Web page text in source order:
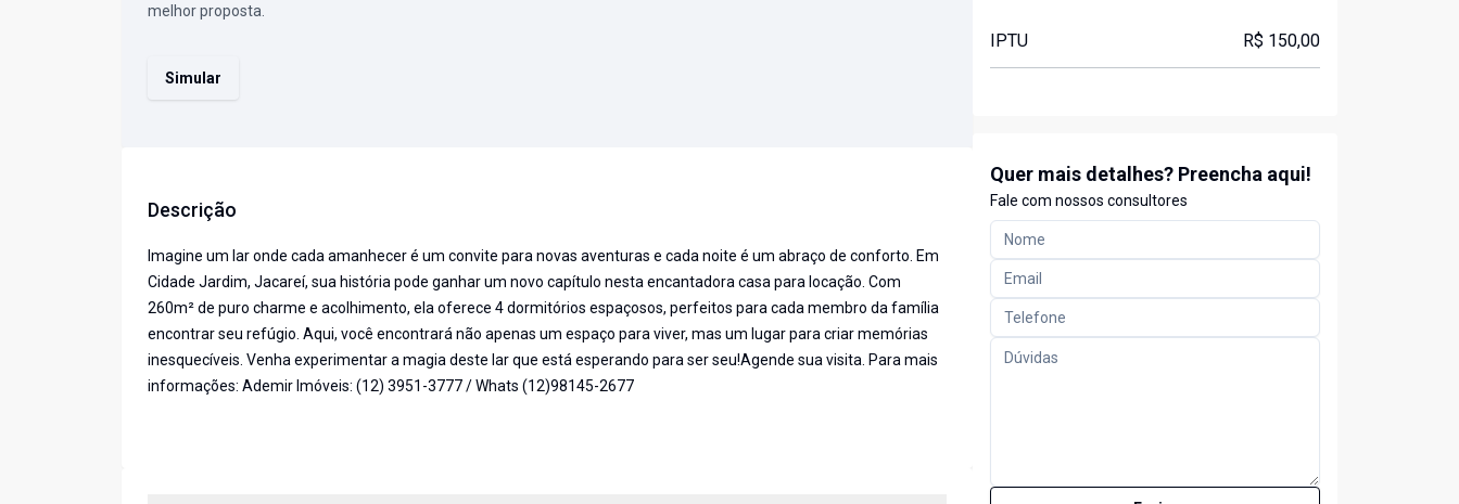
melhor proposta.
Simular
Descrição
Imagine um lar onde cada amanhecer é um convite para novas aventuras e cada noite é um abraço de conforto. Em
Cidade Jardim, Jacareí, sua história pode ganhar um novo capítulo nesta encantadora casa para locação. Com
260m² de puro charme e acolhimento, ela oferece 4 dormitórios espaçosos, perfeitos para cada membro da família
encontrar seu refúgio. Aqui, você encontrará não apenas um espaço para viver, mas um lugar para criar memórias
inesquecíveis. Venha experimentar a magia deste lar que está esperando para ser seu!Agende sua visita. Para mais
informações: Ademir Imóveis: (12) 3951-3777 / Whats (12)98145-2677
IPTU R$ 150,00
Quer mais detalhes? Preencha aqui!
Fale com nossos consultores